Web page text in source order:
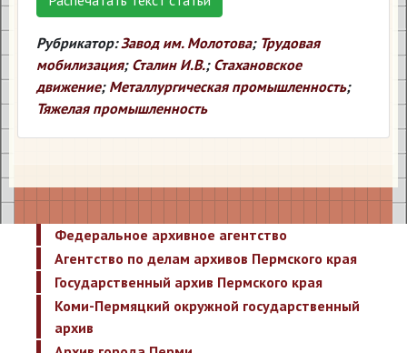
Рубрикатор: Завод им. Молотова; Трудовая
мобилизация; Сталин И.В.; Стахановское
движение; Металлургическая промышленность;
Тяжелая промышленность
Федеральное архивное агентство
Агентство по делам архивов Пермского края
Государственный архив Пермского края
Коми-Пермяцкий окружной государственный
архив